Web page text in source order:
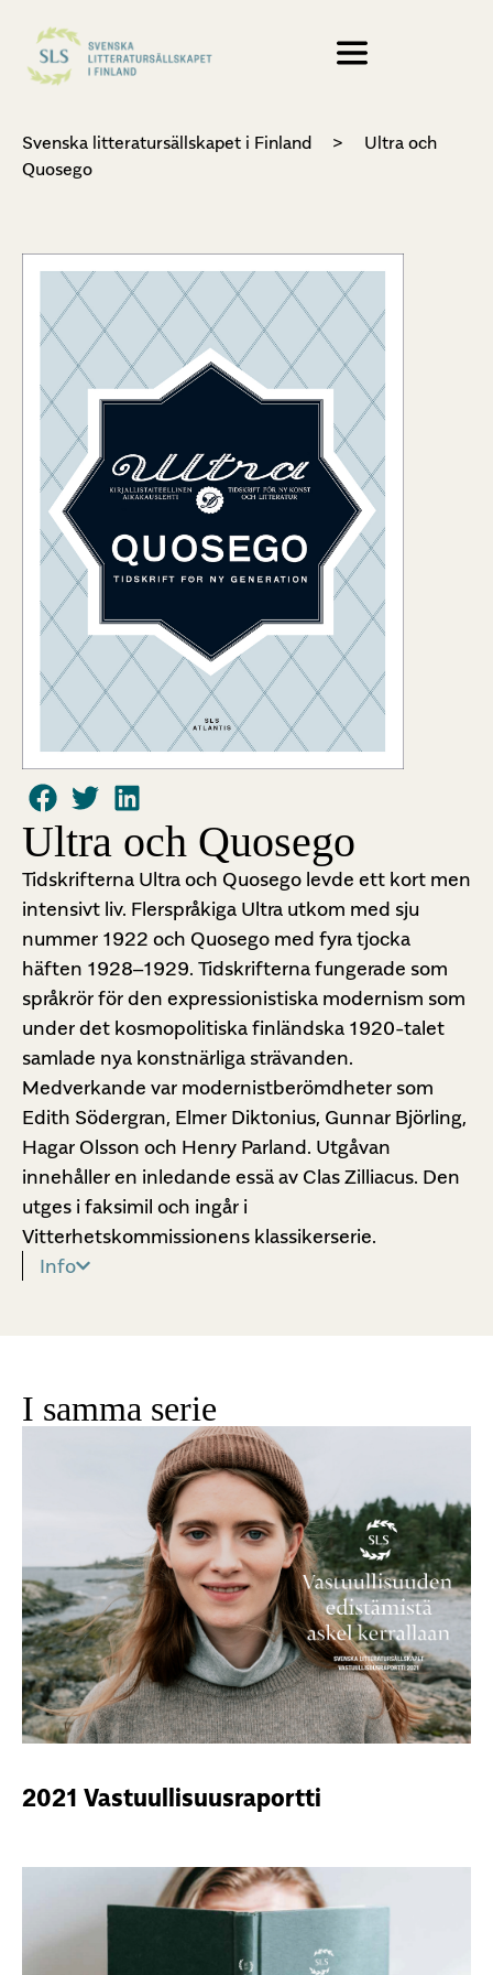
Svenska litteratursällskapet i Finland >
Ultra och
Quosego
Ultra och Quosego
Tidskrifterna Ultra och Quosego levde ett kort men
intensivt liv. Flerspråkiga Ultra utkom med sju
nummer 1922 och Quosego med fyra tjocka
häften 1928–1929. Tidskrifterna fungerade som
språkrör för den expressionistiska modernism som
under det kosmopolitiska finländska 1920-talet
samlade nya konstnärliga strävanden.
Medverkande var modernistberömdheter som
Edith Södergran, Elmer Diktonius, Gunnar Björling,
Hagar Olsson och Henry Parland. Utgåvan
innehåller en inledande essä av Clas Zilliacus. Den
utges i faksimil och ingår i
Vitterhetskommissionens klassikerserie.
Info
I samma serie
2021 Vastuullisuusraportti